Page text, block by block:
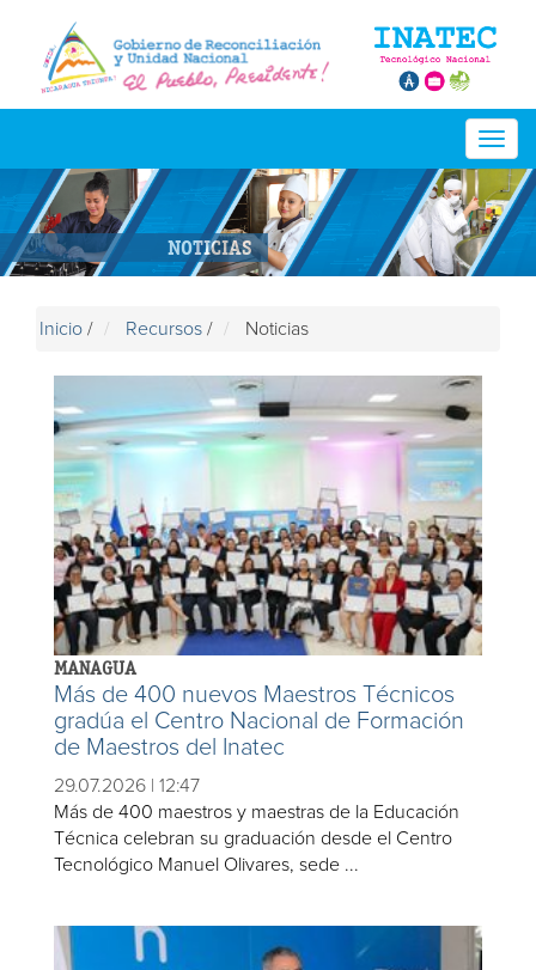
NOTICIAS
Inicio / Recursos / Noticias
MANAGUA
Más de 400 nuevos Maestros Técnicos
gradúa el Centro Nacional de Formación
de Maestros del Inatec
29.07.2026 | 12:47
Más de 400 maestros y maestras de la Educación
Técnica celebran su graduación desde el Centro
Tecnológico Manuel Olivares, sede ...